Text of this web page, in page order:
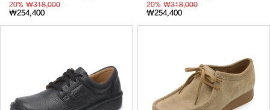
20% ₩318,000
₩254,400
20%₩318,000
₩254,400